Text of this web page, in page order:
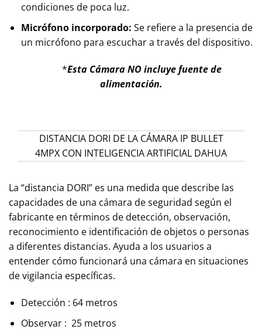
condiciones de poca luz.
Micrófono incorporado: Se refiere a la presencia de
un micrófono para escuchar a través del dispositivo.
*Esta Cámara NO incluye fuente de
alimentación.
DISTANCIA DORI DE LA CÁMARA IP BULLET
4MPX CON INTELIGENCIA ARTIFICIAL DAHUA
La “distancia DORI” es una medida que describe las
capacidades de una cámara de seguridad según el
fabricante en términos de detección, observación,
reconocimiento e identificación de objetos o personas
a diferentes distancias. Ayuda a los usuarios a
entender cómo funcionará una cámara en situaciones
de vigilancia específicas.
Detección : 64 metros
Observar : 25 metros